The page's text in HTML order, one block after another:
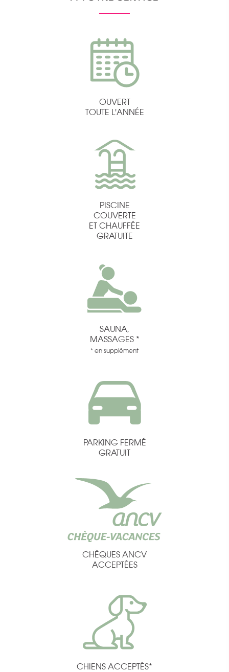
OUVERT
TOUTE L'ANNÉE
PISCINE
COUVERTE
ET CHAUFFÉE
GRATUITE
SAUNA,
MASSAGES *
* en supplément
PARKING FERMÉ
GRATUIT
CHÈQUES ANCV
ACCEPTÉES
CHIENS ACCEPTÉS*